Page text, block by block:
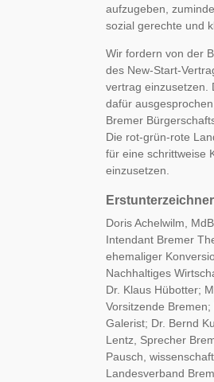
aufzugeben,
sozial gerechte und
Wir fordern von der
des New-Start-
vertrag einzusetzen.
dafür
Bremer
Die rot-grün-rote
für eine schrittweise
einzusetzen.
Doris Achelwilm,
Intendant Bremer
ehemaliger
Nachhaltiges
Dr. Klaus Hübotter;
Vorsitzende
Galerist; Dr. Bernd
Lentz, Sprecher
Pausch,
Landesverband